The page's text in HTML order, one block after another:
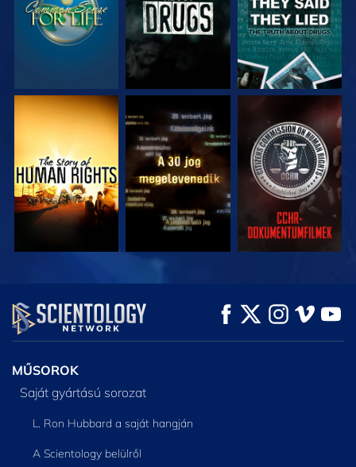
MŰSORNÉZÉS MŰSORNÉZÉS MŰSORNÉZÉS
MŰSORNÉZÉS MŰSORNÉZÉS
A SOROZAT
RÉSZEI
MŰSOROK
Saját gyártású sorozat
L. Ron Hubbard a saját hangján
A Scientology belülről